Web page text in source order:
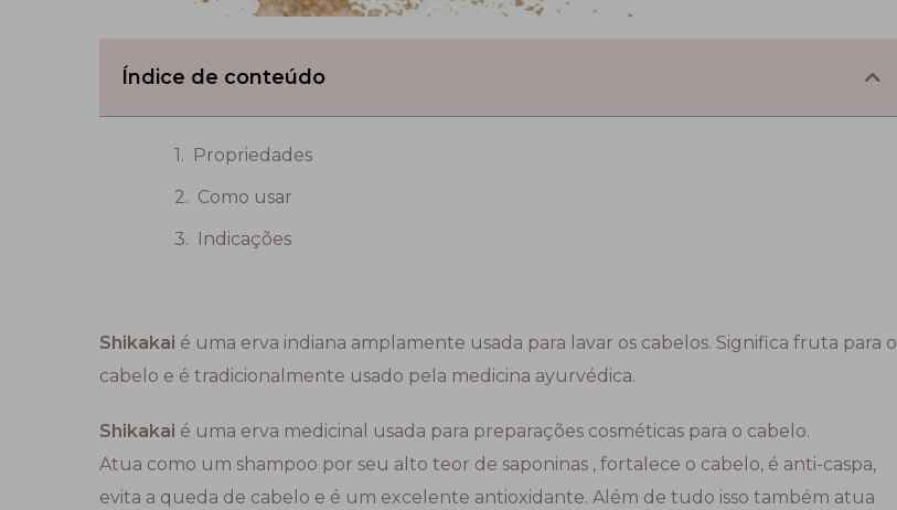
Índice de conteúdo
Propriedades
Como usar
Indicações
Shikakai é uma erva indiana amplamente usada para lavar os cabelos. Significa fruta para o
cabelo e é tradicionalmente usado pela medicina ayurvédica.
Shikakai é uma erva medicinal usada para preparações cosméticas para o cabelo.
Atua como um shampoo por seu alto teor de saponinas , fortalece o cabelo, é anti-caspa,
evita a queda de cabelo e é um excelente antioxidante. Além de tudo isso também atua